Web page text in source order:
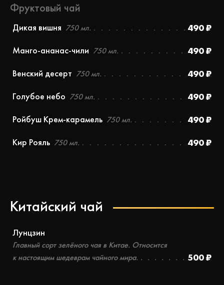
Фруктовый чай
Дикая вишня 750 мл.
490 ₽
Манго-ананас-чили 750 мл.
490 ₽
Венский десерт 750 мл.
490 ₽
Голубое небо 750 мл.
490 ₽
Ройбуш Крем-карамель 750 мл.
490 ₽
Кир Рояль 750 мл. 490 ₽
Китайский чай
Лунцзин
Главный сорт зелёного чая в Китае. Относится
к настоящим шедеврам чайного мира.
500 ₽